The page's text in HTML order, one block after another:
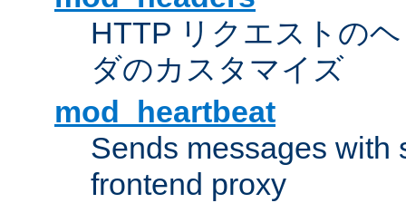
HTTP リクエストの
ダのカスタマイズ
mod_heartbeat
Sends messages with
frontend proxy